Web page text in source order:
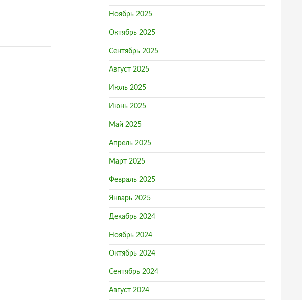
Ноябрь 2025
Октябрь 2025
Сентябрь 2025
Август 2025
Июль 2025
Июнь 2025
Май 2025
Апрель 2025
Март 2025
Февраль 2025
Январь 2025
Декабрь 2024
Ноябрь 2024
Октябрь 2024
Сентябрь 2024
Август 2024